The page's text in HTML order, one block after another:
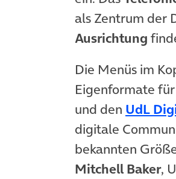
als Zentrum der
Ausrichtung
Die Menüs im
Eigenformate
und den UdL
digitale
bekannten
Mitchell Baker,